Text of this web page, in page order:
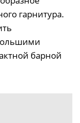
гарнитура.
барной